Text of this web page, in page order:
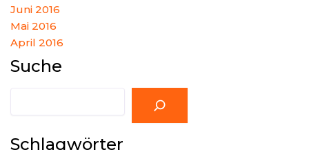
Juni 2016
Mai 2016
April 2016
Suche
Schlagwörter